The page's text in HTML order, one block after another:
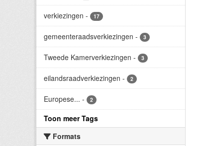
verkiezingen - 17
gemeenteraadsverkiezingen - 3
Tweede Kamerverkiezingen - 3
eilandsraadverkiezingen - 2
Europese... - 2
Toon meer Tags
Formats